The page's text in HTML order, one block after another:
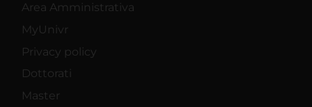
Area Amministrativa
MyUnivr
Privacy policy
Dottorati
Master